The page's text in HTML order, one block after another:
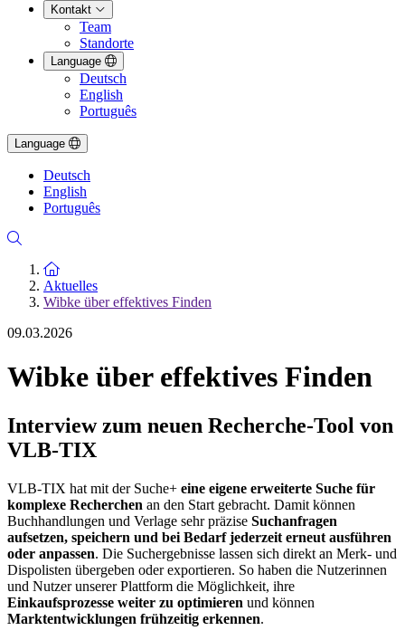
Kontakt
Team
Standorte
Language
Deutsch
English
Português
Language
Deutsch
English
Português
Zur Startseite
Aktuelles
Wibke über effektives Finden
09.03.2026
Wibke über effektives Finden
Interview zum neuen Recherche-Tool von
VLB-TIX
VLB-TIX hat mit der Suche+ eine eigene erweiterte Suche für
komplexe Recherchen an den Start gebracht. Damit können
Buchhandlungen und Verlage sehr präzise Suchanfragen
aufsetzen, speichern und bei Bedarf jederzeit erneut ausführen
oder anpassen. Die Suchergebnisse lassen sich direkt an Merk- und
Dispolisten übergeben oder exportieren. So haben die Nutzerinnen
und Nutzer unserer Plattform die Möglichkeit, ihre
Einkaufsprozesse weiter zu optimieren und können
Marktentwicklungen frühzeitig erkennen.